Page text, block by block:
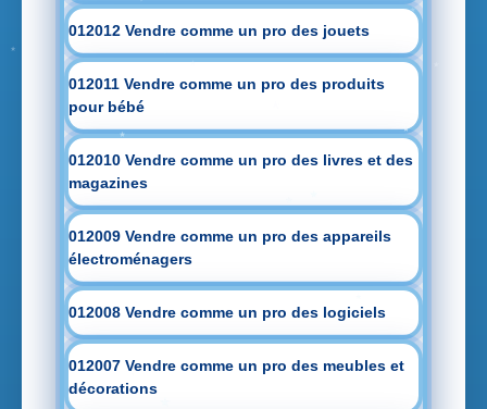
012012 Vendre comme un pro des jouets
012011 Vendre comme un pro des produits
pour bébé
012010 Vendre comme un pro des livres et des
magazines
012009 Vendre comme un pro des appareils
électroménagers
012008 Vendre comme un pro des logiciels
012007 Vendre comme un pro des meubles et
décorations